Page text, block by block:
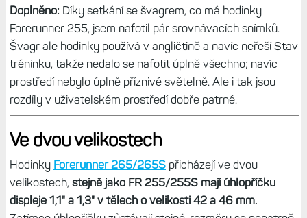
Doplněno: Díky setkání se švagrem, co má hodinky
Forerunner 255, jsem nafotil pár srovnávacích snímků.
Švagr ale hodinky používá v angličtině a navíc neřeší Stav
tréninku, takže nedalo se nafotit úplně všechno; navíc
prostředí nebylo úplně příznivé světelně. Ale i tak jsou
rozdíly v uživatelském prostředí dobře patrné.
Ve dvou velikostech
Hodinky Forerunner 265/265Spřicházejí ve dvou
velikostech, stejně jako FR 255/255S mají úhlopříčku
displeje 1,1" a 1,3" v tělech o velikosti 42 a 46 mm.